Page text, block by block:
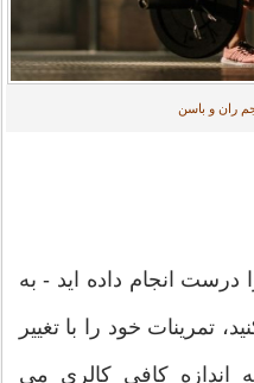
ران و باسن
انجام داده اید - به
تمرینات خود را با تغییر
اندازه کافی کالری می